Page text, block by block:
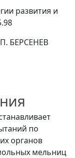
развития и
БЕРСЕНЕВ
по
органов
мельниц